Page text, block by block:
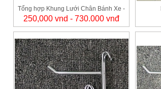
Tổng hợp Khung Lưới Chân Bánh Xe -
LUOIKEMOC
250,000 vnd - 730.000 vnđ